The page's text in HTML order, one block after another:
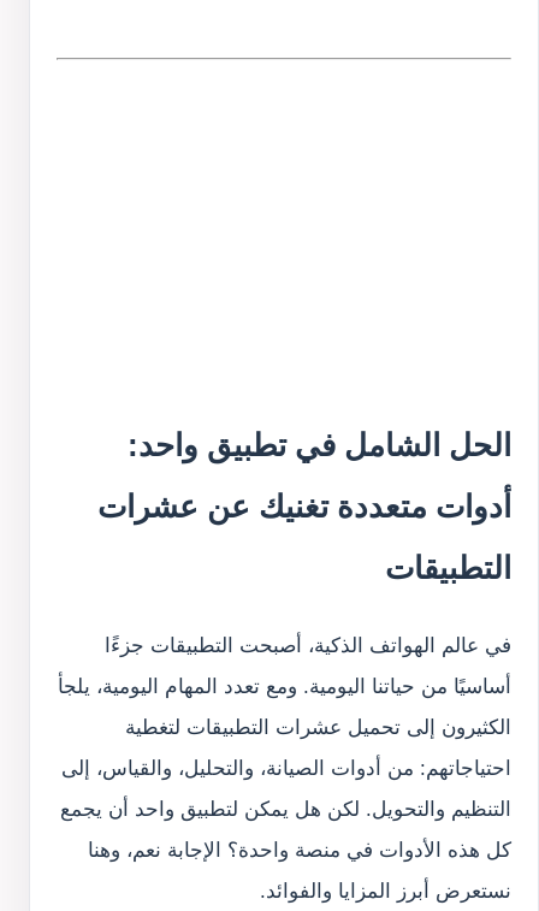
الحل الشامل في تطبيق واحد:
أدوات متعددة تغنيك عن عشرات
التطبيقات
في عالم الهواتف الذكية، أصبحت التطبيقات جزءًا
أساسيًا من حياتنا اليومية. ومع تعدد المهام اليومية، يلجأ
الكثيرون إلى تحميل عشرات التطبيقات لتغطية
احتياجاتهم: من أدوات الصيانة، والتحليل، والقياس، إلى
التنظيم والتحويل. لكن هل يمكن لتطبيق واحد أن يجمع
كل هذه الأدوات في منصة واحدة؟ الإجابة نعم، وهنا
نستعرض أبرز المزايا والفوائد.